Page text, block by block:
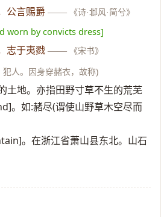
公言赐爵 —— 《诗·邶风·简兮》
worn by convicts dress]
志于夷戮 —— 《宋书》
犯人。因身穿赭衣，故称)
土地。亦指田野寸草不生的荒芜
。如:赭尽(谓使山野草木空尽而
。在浙江省萧山县东北。山石